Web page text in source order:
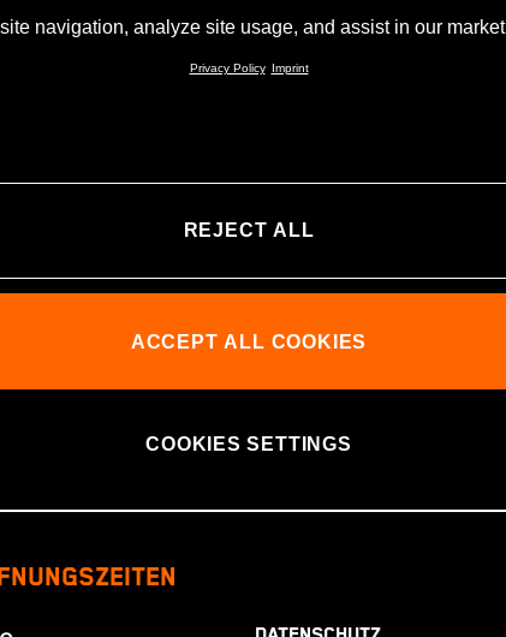
Motohall Newsletter nun abgeschlossen
navigation, analyze site usage, and assist in our
Privacy Policy Imprint
REJECT ALL
ACCEPT ALL COOKIES
COOKIES SETTINGS